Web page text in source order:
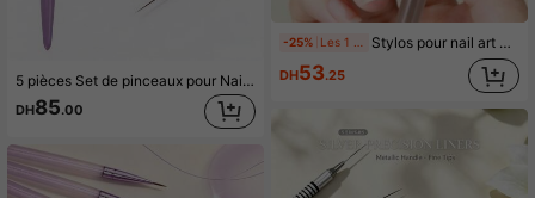
5 pièces Set de pinceaux pour Nail Art, pinceau fine ligne, pinceau à rayures, stylos de conception d'ongles UV, outils de Nail Art professionnels, convient aux débutants en manucure, salons de beauté, utilisation à domicile, idéal pour les filles et les femmes
DH85.00
-25% Stylos pour nail art à ligne fine, pinceaux fins pour nail art, outils de dessin pour nail art, fonctionnement pratique, matériau lisse et durable, outils DIY pour nail art
DH53.25